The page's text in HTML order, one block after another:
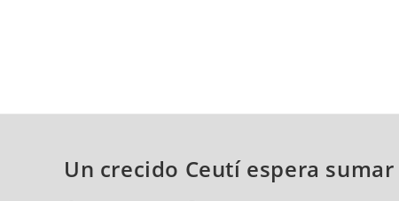
Un crecido Ceutí espera